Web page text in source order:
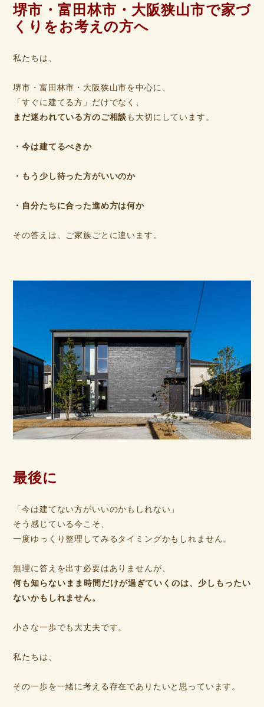
堺市・富田林市・大阪狭山市で家づ
くりをお考えの方へ
私たちは、
堺市・富田林市・大阪狭山市を中心に、
「すぐに建てる方」だけでなく、
まだ迷われている方のご相談 も大切にしています。
・今は建てるべきか
・もう少し待った方がいいのか
・自分たちに合った進め方は何か
その答えは、ご家族ごとに違います。
最後に
「今は建てない方がいいのかもしれない」
そう感じている今こそ、
一度ゆっくり整理してみるタイミングかもしれません。
無理に答えを出す必要はありませんが、
何も知らないまま時間だけが過ぎていくのは、少しもったい
ないかもしれません。
小さな一歩でも大丈夫です。
私たちは、
その一歩を一緒に考える存在でありたいと思っています。